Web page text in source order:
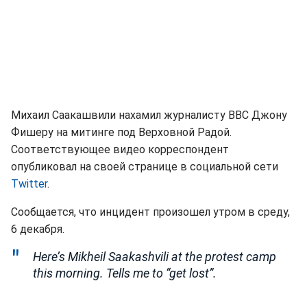
Михаил Саакашвили нахамил журналисту ВВС Джону
Фишеру на митинге под Верховной Радой.
Соответствующее видео корреспондент
опубликовал на своей странице в социальной сети
Twitter.
Сообщается, что инцидент произошел утром в среду,
6 декабря.
Here’s Mikheil Saakashvili at the protest camp
this morning. Tells me to “get lost”.